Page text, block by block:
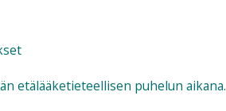
etälääketieteellisen puhelun aikana.